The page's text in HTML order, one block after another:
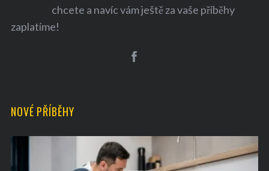
chcete a navíc vám ještě za vaše příběhy
zaplatíme!
NOVÉ PŘÍBĚHY